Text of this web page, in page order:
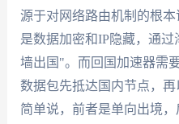
源于对网络路由机制的根
是数据加密和IP隐藏，通
墙出国"。而回国加速器
数据包先抵达国内节点，再
简单说，前者是单向出境